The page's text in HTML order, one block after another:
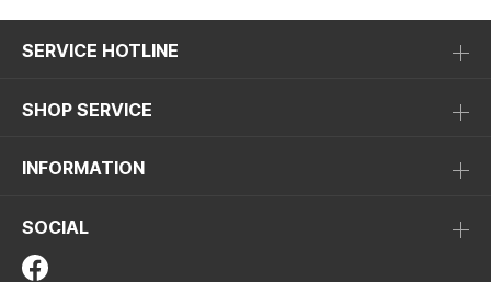
SERVICE HOTLINE
SHOP SERVICE
INFORMATION
SOCIAL